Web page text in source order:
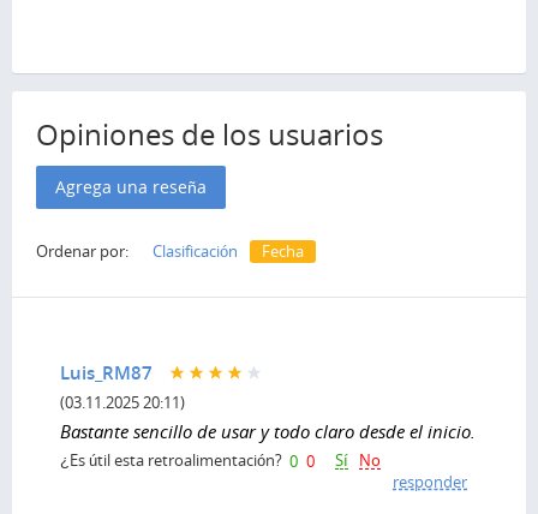
Opiniones de los usuarios
Agrega una reseña
Ordenar por: Clasificación Fecha
Luis_RM87
(03.11.2025 20:11)
Bastante sencillo de usar y todo claro desde el inicio.
¿Es útil esta retroalimentación? 0 0 Sí No
responder